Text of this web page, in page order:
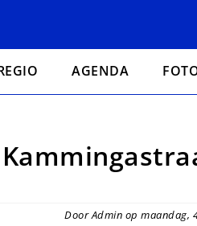
AGENDA
Door Admin op maandag,